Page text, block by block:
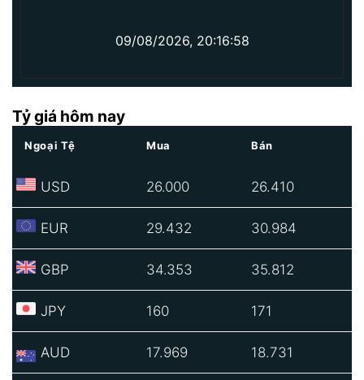
09/08/2026, 20:16:58
Tỷ giá hôm nay
Ngoại Tệ Mua Bán
USD 26.000 26.410
EUR 29.432 30.984
GBP 34.353 35.812
JPY 160 171
AUD 17.969 18.731